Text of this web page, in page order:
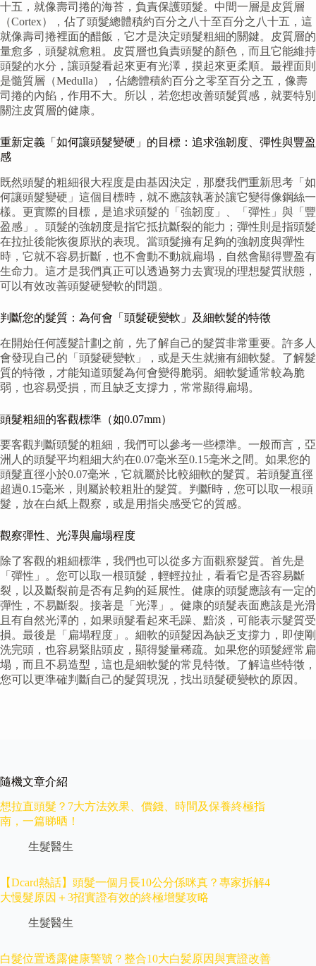
十五，就像壽司捲的海苔，負責保護頭髮。中間一層是皮質層
（Cortex），佔了頭髮總體積約百分之八十至百分之八十五，這
就像壽司捲裡面的醋飯，它才是決定頭髮粗細的關鍵。皮質層的
量愈多，頭髮就愈粗。皮質層也負責頭髮的顏色，而且它能維持
頭髮的水分，讓頭髮看起來更有光澤，摸起來更柔順。最裡面則
是髓質層（Medulla），佔總體積約百分之零至百分之五，像壽
司捲的內餡，作用不大。所以，若您想改善頭髮質感，就要特別
關注皮質層的健康。
重新定義「如何讓頭髮變硬」的目標：追求強韌度、彈性與豐盈
感
既然頭髮的粗細很大程度是由基因決定，那麼我們重新思考「如
何讓頭髮變硬」這個目標時，就不應該執著於讓它變得像鋼絲一
樣。更實際的目標，是追求頭髮的「強韌度」、「彈性」與「豐
盈感」。頭髮的強韌度是指它抵抗斷裂的能力；彈性則是指頭髮
在拉扯後能恢復原狀的表現。當頭髮擁有足夠的強韌度與彈性
時，它就不容易折斷，也不會動不動就扁塌，自然會顯得豐盈有
生命力。這才是我們真正可以透過努力去實現的理想髮質狀態，
可以有效改善頭髮硬變軟的問題。
判斷您的髮質：為何會「頭髮硬變軟」及細軟髮的特徵
在開始任何護髮計劃之前，先了解自己的髮質非常重要。許多人
會發現自己的「頭髮硬變軟」，或是天生就擁有細軟髮。了解髮
質的特徵，才能知道頭髮為何會變得脆弱。細軟髮通常較為脆
弱，也容易受損，而且缺乏支撐力，常常顯得扁塌。
頭髮粗細的客觀標準（如0.07mm）
要客觀判斷頭髮的粗細，我們可以參考一些標準。一般而言，亞
洲人的頭髮平均粗細大約在0.07毫米至0.15毫米之間。如果您的
頭髮直徑小於0.07毫米，它就屬於比較細軟的髮質。若頭髮直徑
超過0.15毫米，則屬於較粗壯的髮質。判斷時，您可以取一根頭
髮，放在白紙上觀察，或是用指尖感受它的質感。
觀察彈性、光澤與扁塌程度
除了客觀的粗細標準，我們也可以從多方面觀察髮質。首先是
「彈性」。您可以取一根頭髮，輕輕拉扯，看看它是否容易斷
裂，以及斷裂前是否有足夠的延展性。健康的頭髮應該有一定的
彈性，不易斷裂。接著是「光澤」。健康的頭髮表面應該是光滑
且有自然光澤的，如果頭髮看起來毛躁、黯淡，可能表示髮質受
損。最後是「扁塌程度」。細軟的頭髮因為缺乏支撐力，即使剛
洗完頭，也容易緊貼頭皮，顯得髮量稀疏。如果您的頭髮經常扁
塌，而且不易造型，這也是細軟髮的常見特徵。了解這些特徵，
您可以更準確判斷自己的髮質現況，找出頭髮硬變軟的原因。
隨機文章介紹
想拉直頭髮？7大方法效果、價錢、時間及保養終極指
南，一篇睇晒！
生髮醫生
【Dcard熱話】頭髮一個月長10公分係咪真？專家拆解4
大慢髮原因＋3招實證有效的終極增髮攻略
生髮醫生
白髮位置透露健康警號？整合10大白髪原因與實證改善